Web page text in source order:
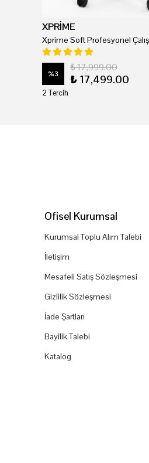
XPRİME
%3
₺ 17,999.00
₺ 17,499.00
2 Tercih
Ofisel Kurumsal
Kurumsal Toplu Alım Talebi
İletişim
Mesafeli Satış Sözleşmesi
Gizlilik Sözleşmesi
İade Şartları
Bayilik Talebi
Katalog